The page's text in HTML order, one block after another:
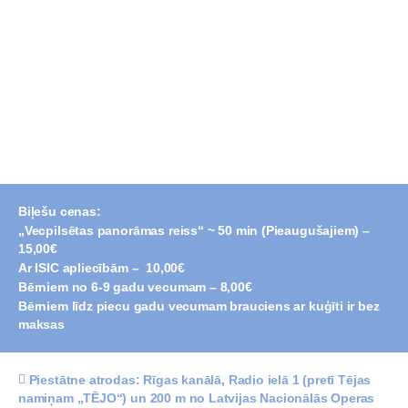
Biļešu cenas:
„Vecpilsētas panorāmas reiss“ ~ 50 min (Pieaugušajiem) –
15,00€
Ar ISIC apliecībām – 10,00€
Bērniem no 6-9 gadu vecumam – 8,00€
Bērniem līdz piecu gadu vecumam brauciens ar kuģīti ir bez
maksas
Piestātne atrodas: Rīgas kanālā, Radio ielā 1 (pretī Tējas
namiņam „TĒJO“) un 200 m no Latvijas Nacionālās Operas